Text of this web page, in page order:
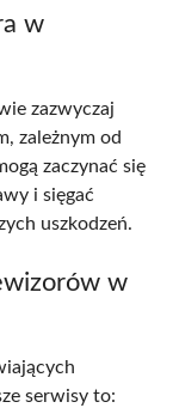
w
zazwyczaj
zależnym od
zaczynać się
i sięgać
uszkodzeń.
w
serwisy to: